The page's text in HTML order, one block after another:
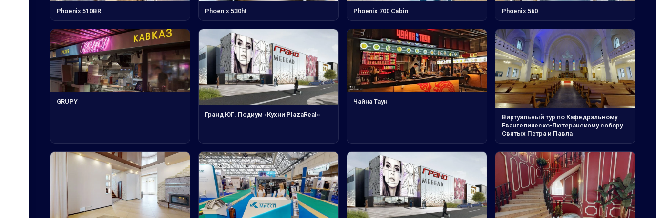
Phoenix 510BR Phoenix 530ht Phoenix 700 Cabin Phoenix 560
GRUPY
Гранд ЮГ. Подиум «Кухни PlazaReal»
Чайна Таун
Виртуальный тур по Кафедральному
Евангелическо-Лютеранскому собору
Святых Петра и Павла